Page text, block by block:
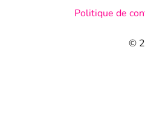
Politique de
©